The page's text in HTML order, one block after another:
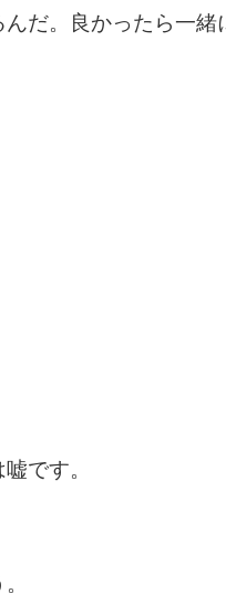
だ。良かったら一緒
です。